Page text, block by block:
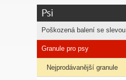
Psi
Poškozená balení se slevou
Granule pro psy
Nejprodávanější granule